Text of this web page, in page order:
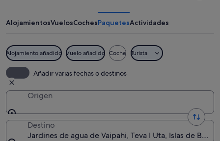
de
AlojamientosVuelosCochesPaquetesActividades
Alojamiento añadido Vuelo añadido Coche Turista
Añadir varias fechas o destinos
Origen
Destino
Jardines de agua de Vaipahi, Teva I Uta, Islas de